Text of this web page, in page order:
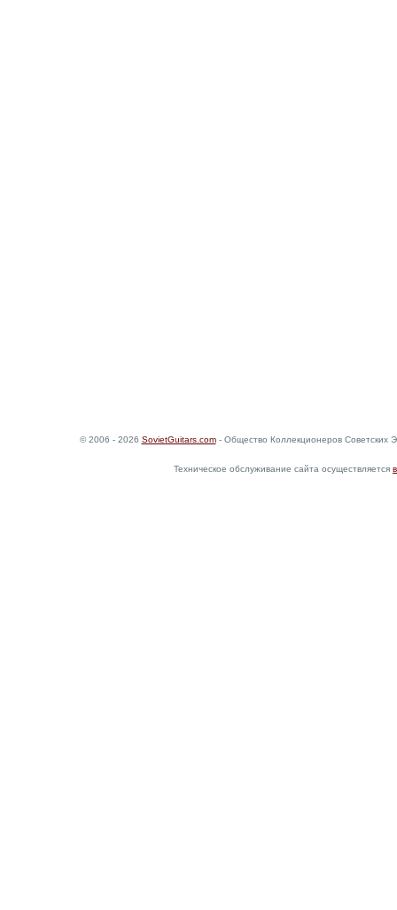
© 2006 - 2026 SovietGuitars.com- Общество Коллекционеров Советских
Техническое обслуживание сайта осуществляется